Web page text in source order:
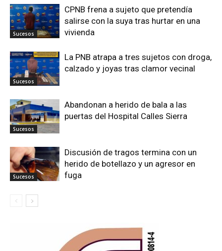
Sucesos
CPNB frena a sujeto que pretendía
salirse con la suya tras hurtar en una
vivienda
Sucesos
La PNB atrapa a tres sujetos con droga,
calzado y joyas tras clamor vecinal
Sucesos
Abandonan a herido de bala a las
puertas del Hospital Calles Sierra
Sucesos
Discusión de tragos termina con un
herido de botellazo y un agresor en
fuga